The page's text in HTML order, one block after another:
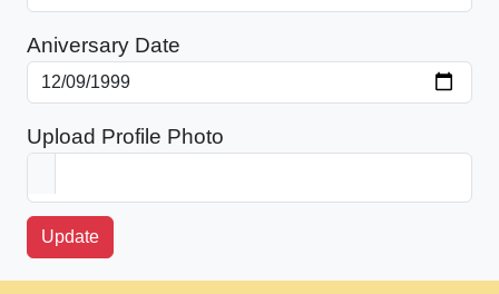
Aniversary Date
Upload Profile Photo
Update